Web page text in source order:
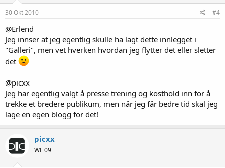
30 Okt 2010 #4
@Erlend
Jeg innser at jeg egentlig skulle ha lagt dette innlegget i
"Galleri", men vet hverken hvordan jeg flytter det eller sletter
det
@picxx
Jeg har egentlig valgt å presse trening og kosthold inn for å
trekke et bredere publikum, men når jeg får bedre tid skal jeg
lage en egen blogg for det!
picxx
WF 09